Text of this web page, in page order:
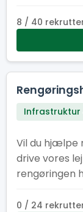
8 / 40
Infrastruktur
Vil du hjælpe
drive vores
rengøringen
0 / 24